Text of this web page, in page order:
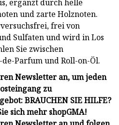
ergänzt durch helle
und zarte Holznoten.
frei von
Sulfaten und wird in Los
Sie zwischen
Parfum und Roll-on-Öl.
Newsletter an, um jeden
zu
BRAUCHEN SIE HILFE?
sich mehr shopGMA!